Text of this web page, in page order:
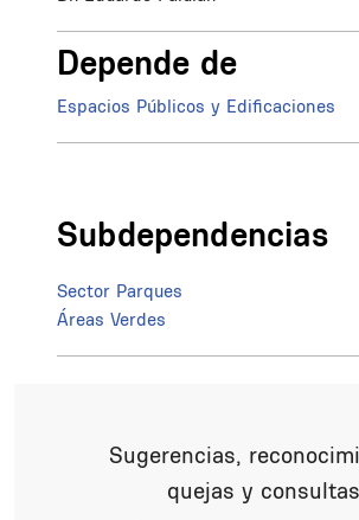
Depende de
Espacios Públicos y Edificaciones
Subdependencias
Sector Parques
Áreas Verdes
Sugerencias,
quejas y